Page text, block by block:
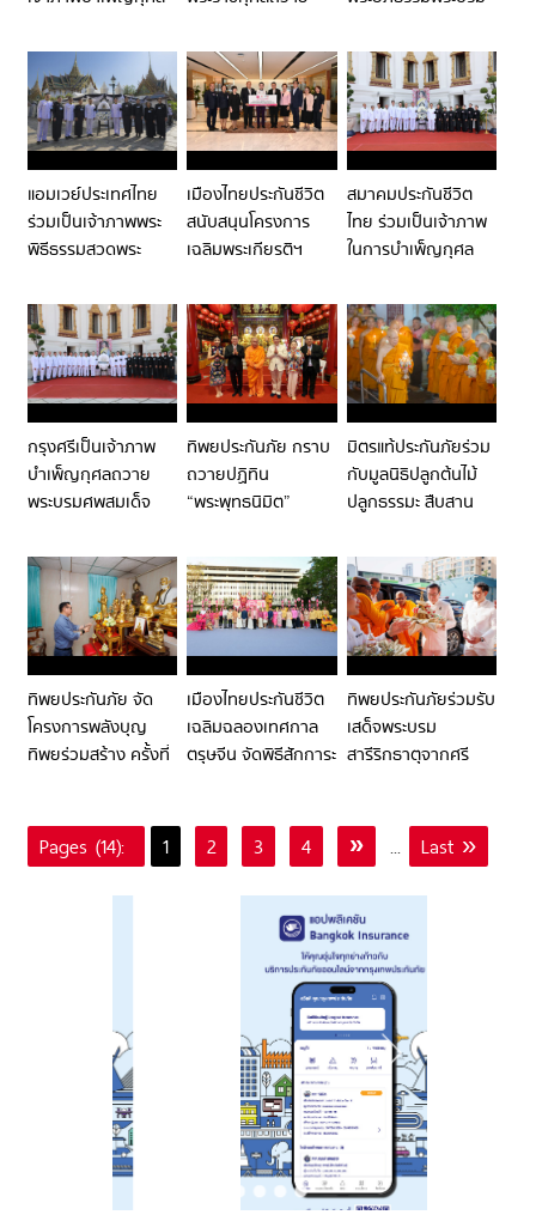
ถวายสักการะ
พระบรมศพสมเด็จ
พระนางเจ้าสิริกิติ์
พระบรมราชินีนาถ
หลวง
พระพันปีหลวง
สิริกิติ์ พระบรม
ราชินีนาถ พระบรม
ราชชนนีพันปีหลวง
แอมเวย์ประเทศไทย
ร่วมเป็นเจ้าภาพพระ
พิธีธรรมสวดพระ
สมเด็จพระนางเจ้าสิ
ริกิติ์ พระบรม
ราชินีนาถ พระบรม
ราชชนนีพันปีหลวง
เมืองไทยประกันชีวิต
สนับสนุนโครงการ
เฉลิมพระเกียรติฯ
พาร์กินสัน ตอกย้ำ
พันธกิจเพื่อสังคม
สุขภาพดีอย่างยั่งยืน
สมาคมประกันชีวิต
ไทย ร่วมเป็นเจ้าภาพ
ในการบำเพ็ญกุศล
สมเด็จพระนางเจ้าสิ
ริกิติ์ พระบรม
ราชินีนาถ พระบรม
ราชชนนีพันปีหลวง
กรุงศรีเป็นเจ้าภาพ
บำเพ็ญกุศลถวาย
พระบรมศพสมเด็จ
พระบรมราชินีนาถ
พระบรมราชชนนีพันปี
หลวง
ทิพยประกันภัย กราบ
ถวายปฏิทิน
“พระพุทธนิมิต”
มังกรกมลาวาส
(เล่งเน่ยยี่)
มิตรแท้ประกันภัยร่วม
กับมูลนิธิปลูกต้นไม้
ปลูกธรรมะ สืบสาน
เจ้าภาพจัดกิจกรรม
“เวียนเทียนด้วย
ต้นไม้” เนื่องในวัน
มาฆบูชา ณ วัดอรุณ
วรมหาวิหาร ต่อเนื่อง
เป็นปีที่ 2
ทิพยประกันภัย จัด
โครงการพลังบุญ
ทิพยร่วมสร้าง ครั้งที่
ศาสนา
เมืองไทยประกันชีวิต
เฉลิมฉลองเทศกาล
ตรุษจีน จัดพิธีสักการะ
พร้อมเชิดมังกรชมพู
ประจำปี 2569
ทิพยประกันภัยร่วมรับ
เสด็จพระบรม
สารีริกธาตุจากศรี
พุทธศาสนิกชน
Pages (14): 1 2 3 4 » ... Last »